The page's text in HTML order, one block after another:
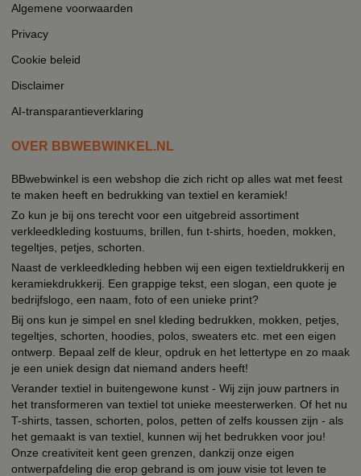
Algemene voorwaarden
Privacy
Cookie beleid
Disclaimer
AI-transparantieverklaring
OVER BBWEBWINKEL.NL
BBwebwinkel is een webshop die zich richt op alles wat met feest
te maken heeft en bedrukking van textiel en keramiek!
Zo kun je bij ons terecht voor een uitgebreid assortiment
verkleedkleding kostuums, brillen, fun t-shirts, hoeden, mokken,
tegeltjes, petjes, schorten.
Naast de verkleedkleding hebben wij een eigen textieldrukkerij en
keramiekdrukkerij. Een grappige tekst, een slogan, een quote je
bedrijfslogo, een naam, foto of een unieke print?
Bij ons kun je simpel en snel kleding bedrukken, mokken, petjes,
tegeltjes, schorten, hoodies, polos, sweaters etc. met een eigen
ontwerp. Bepaal zelf de kleur, opdruk en het lettertype en zo maak
je een uniek design dat niemand anders heeft!
Verander textiel in buitengewone kunst - Wij zijn jouw partners in
het transformeren van textiel tot unieke meesterwerken. Of het nu
T-shirts, tassen, schorten, polos, petten of zelfs koussen zijn - als
het gemaakt is van textiel, kunnen wij het bedrukken voor jou!
Onze creativiteit kent geen grenzen, dankzij onze eigen
ontwerpafdeling die erop gebrand is om jouw visie tot leven te